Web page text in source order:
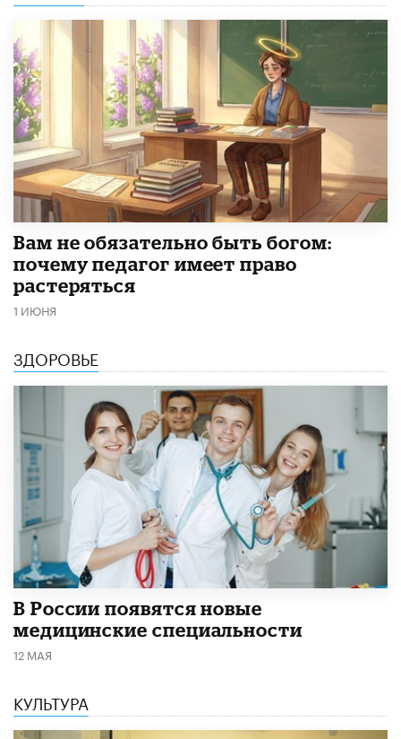
​Вам не обязательно быть богом:
почему педагог имеет право
растеряться
1 ИЮНЯ
ЗДОРОВЬЕ
В России появятся новые
медицинские специальности
12 МАЯ
КУЛЬТУРА